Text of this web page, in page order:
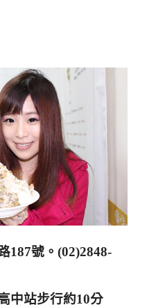
187號。 (02)2848-
中站步行約10分